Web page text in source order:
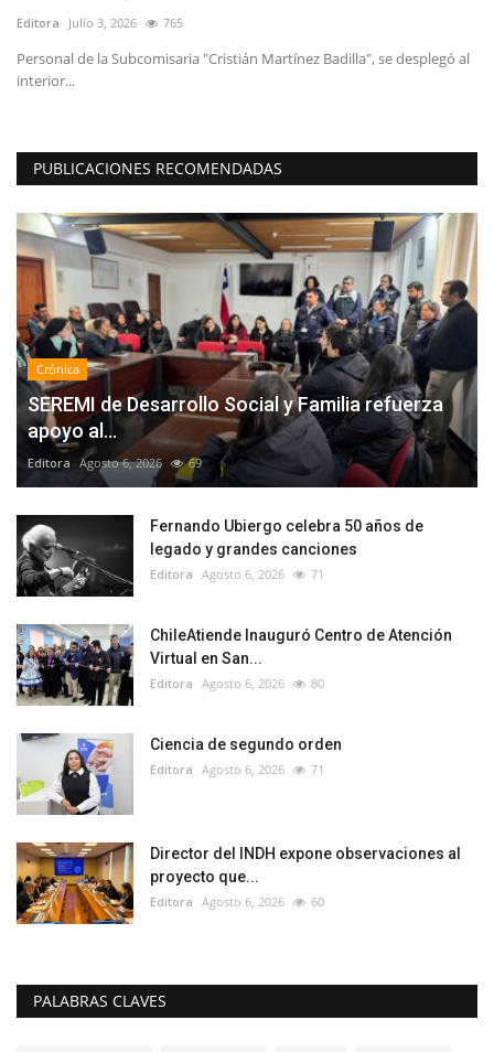
Editora Julio 3, 2026 765
Personal de la Subcomisaria "Cristián Martínez Badilla", se desplegó al
interior...
PUBLICACIONES RECOMENDADAS
Crónica
SEREMI de Desarrollo Social y Familia refuerza
apoyo al...
Editora Agosto 6, 2026 69
Fernando Ubiergo celebra 50 años de
legado y grandes canciones
Editora Agosto 6, 2026 71
ChileAtiende Inauguró Centro de Atención
Virtual en San...
Editora Agosto 6, 2026 80
Ciencia de segundo orden
Editora Agosto 6, 2026 71
Director del INDH expone observaciones al
proyecto que...
Editora Agosto 6, 2026 60
PALABRAS CLAVES